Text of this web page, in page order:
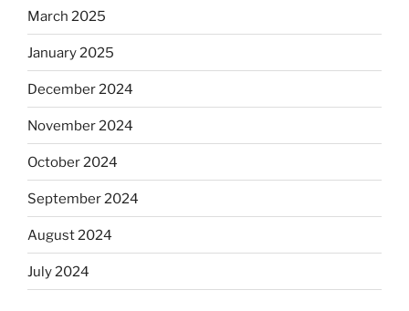
March 2025
January 2025
December 2024
November 2024
October 2024
September 2024
August 2024
July 2024